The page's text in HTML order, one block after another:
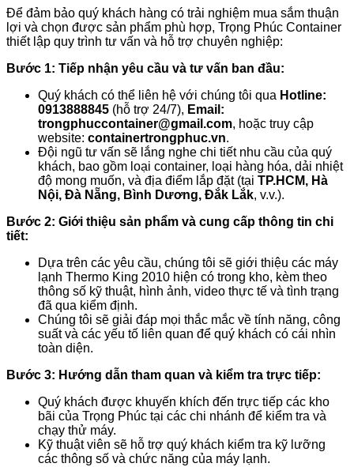
Để đảm bảo quý khách hàng có trải nghiệm mua sắm thuận
lợi và chọn được sản phẩm phù hợp, Trọng Phúc Container
thiết lập quy trình tư vấn và hỗ trợ chuyên nghiệp:
Bước 1: Tiếp nhận yêu cầu và tư vấn ban đầu:
Quý khách có thể liên hệ với chúng tôi qua Hotline:
0913888845 (hỗ trợ 24/7), Email:
trongphuccontainer@gmail.com, hoặc truy cập
website: containertrongphuc.vn.
Đội ngũ tư vấn sẽ lắng nghe chi tiết nhu cầu của quý
khách, bao gồm loại container, loại hàng hóa, dải nhiệt
độ mong muốn, và địa điểm lắp đặt (tại TP.HCM, Hà
Nội, Đà Nẵng, Bình Dương, Đắk Lắk, v.v.).
Bước 2: Giới thiệu sản phẩm và cung cấp thông tin chi
tiết:
Dựa trên các yêu cầu, chúng tôi sẽ giới thiệu các máy
lạnh Thermo King 2010 hiện có trong kho, kèm theo
thông số kỹ thuật, hình ảnh, video thực tế và tình trạng
đã qua kiểm định.
Chúng tôi sẽ giải đáp mọi thắc mắc về tính năng, công
suất và các yếu tố liên quan để quý khách có cái nhìn
toàn diện.
Bước 3: Hướng dẫn tham quan và kiểm tra trực tiếp:
Quý khách được khuyến khích đến trực tiếp các kho
bãi của Trọng Phúc tại các chi nhánh để kiểm tra và
chạy thử máy.
Kỹ thuật viên sẽ hỗ trợ quý khách kiểm tra kỹ lưỡng
các thông số và chức năng của máy lạnh.